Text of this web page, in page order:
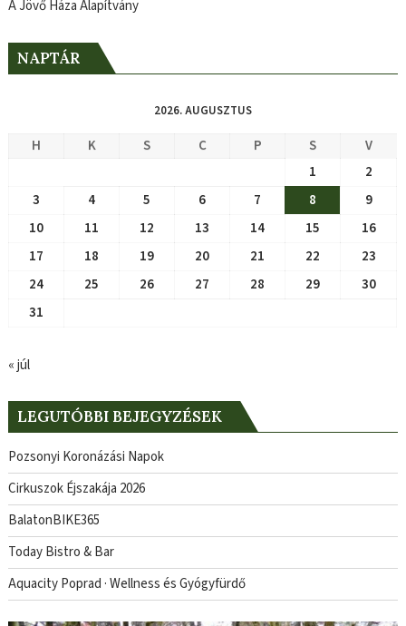
A Jövő Háza Alapítvány
NAPTÁR
2026. AUGUSZTUS
H K S C P S
V
1
2
3
4 5 6 7 8
9
10
11 12 13 14 15
16
17
18 19 20 21 22
23
24
25 26 27 28 29
30
31
« júl
LEGUTÓBBI BEJEGYZÉSEK
Pozsonyi Koronázási Napok
Cirkuszok Éjszakája 2026
BalatonBIKE365
Today Bistro & Bar
Aquacity Poprad · Wellness és Gyógyfürdő